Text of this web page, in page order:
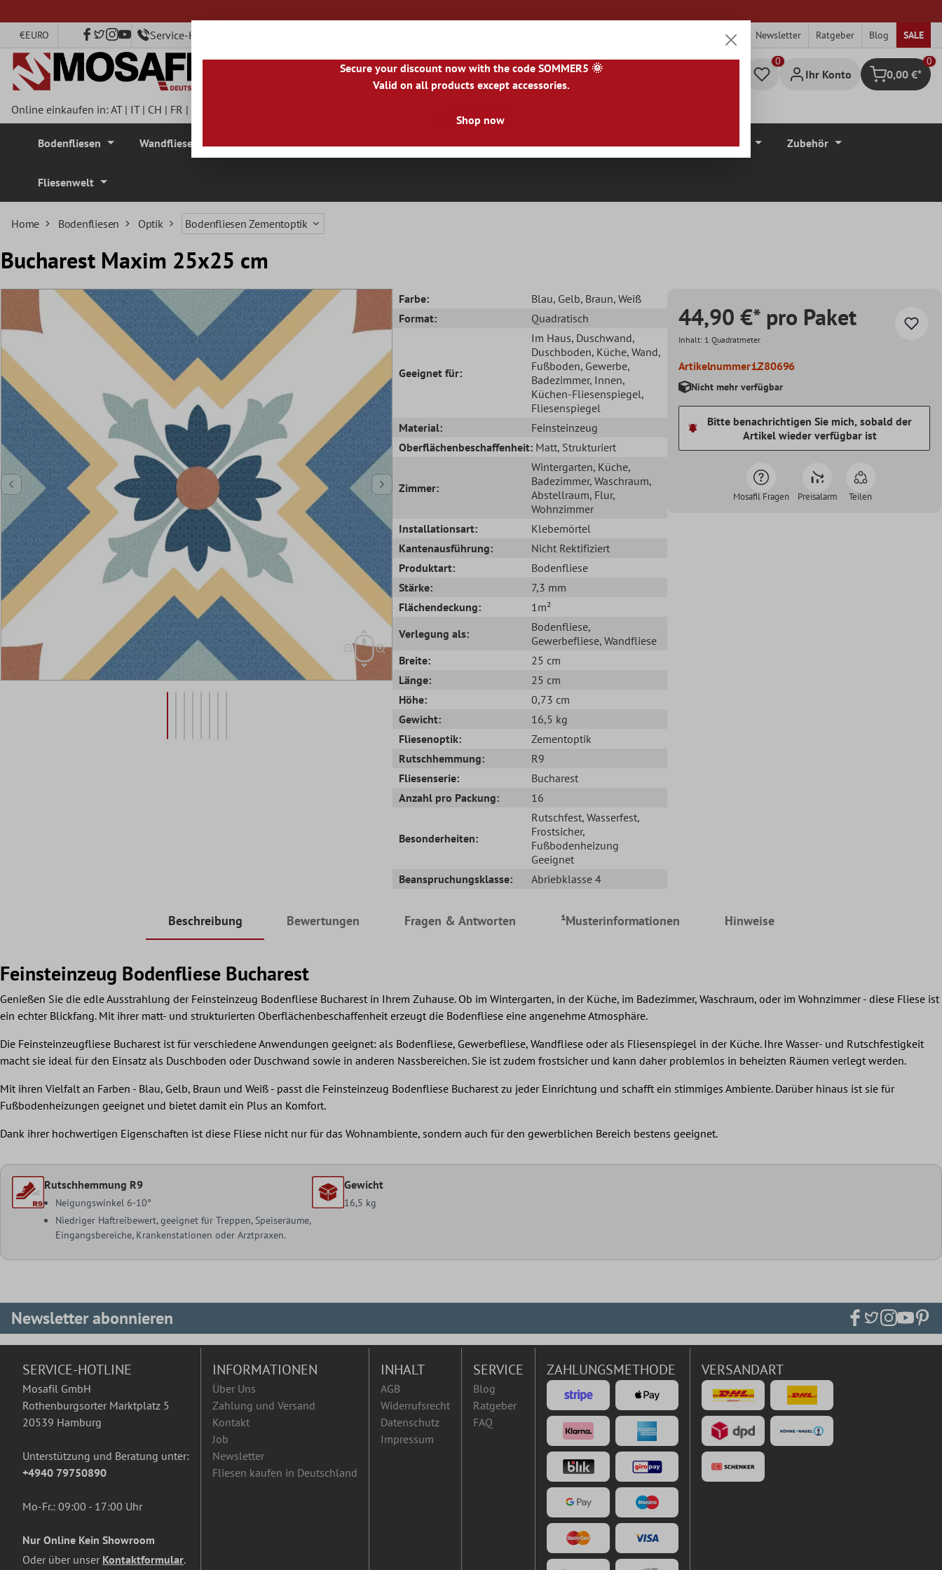
€EURO Service-Hotline +49 40 79750890 Newsletter Ratgeber Blog SALE
Ihr Konto Warenkorb
0
0,00 €*
Online einkaufen in:AT| IT| CH | FR |
Bodenfliesen Wandfliesen Zubehör
Fliesenwelt
Home Bodenfliesen Optik Bodenfliesen Zementoptik
Bucharest Maxim 25x25 cm
Farbe: Blau, Gelb, Braun, Weiß
Format:
Quadratisch
Geeignet für:
Im Haus, Duschwand,
Duschboden, Küche, Wand,
Fußboden, Gewerbe,
Badezimmer, Innen,
Küchen-Fliesenspiegel,
Fliesenspiegel
Material:
Feinsteinzeug
Oberflächenbeschaffenheit: Matt, Strukturiert
Zimmer:
Wintergarten, Küche,
Badezimmer, Waschraum,
Abstellraum, Flur,
Wohnzimmer
Installationsart:
Klebemörtel
Kantenausführung:
Nicht Rektifiziert
Produktart:
Bodenfliese
Stärke:
7,3 mm
Flächendeckung:
1m²
Verlegung als:
Bodenfliese,
Gewerbefliese, Wandfliese
Breite:
25 cm
Länge:
25 cm
Höhe:
0,73 cm
Gewicht:
16,5 kg
Fliesenoptik:
Zementoptik
Rutschhemmung:
R9
Fliesenserie:
Bucharest
Anzahl pro Packung:
16
Besonderheiten:
Rutschfest, Wasserfest,
Frostsicher,
Fußbodenheizung
Geeignet
Beanspruchungsklasse:
Abriebklasse 4
44,90 €* pro Paket
Inhalt: 1 Quadratmeter
Artikelnummer:LZ80696
Nicht mehr verfügbar
Bitte benachrichtigen Sie mich, sobald der
Artikel wieder verfügbar ist
Mosafil Fragen Preisalarm Teilen
Beschreibung Bewertungen Fragen & Antworten ¹Musterinformationen Hinweise
Feinsteinzeug Bodenfliese Bucharest
Genießen Sie die edle Ausstrahlung der Feinsteinzeug Bodenfliese Bucharest in Ihrem Zuhause. Ob im Wintergarten, in der Küche, im Badezimmer, Waschraum, oder im Wohnzimmer - diese Fliese ist
ein echter Blickfang. Mit ihrer matt- und strukturierten Oberflächenbeschaffenheit erzeugt die Bodenfliese eine angenehme Atmosphäre.
Die Feinsteinzeugfliese Bucharest ist für verschiedene Anwendungen geeignet: als Bodenfliese, Gewerbefliese, Wandfliese oder als Fliesenspiegel in der Küche. Ihre Wasser- und Rutschfestigkeit
macht sie ideal für den Einsatz als Duschboden oder Duschwand sowie in anderen Nassbereichen. Sie ist zudem frostsicher und kann daher problemlos in beheizten Räumen verlegt werden.
Mit ihren Vielfalt an Farben - Blau, Gelb, Braun und Weiß - passt die Feinsteinzeug Bodenfliese Bucharest zu jeder Einrichtung und schafft ein stimmiges Ambiente. Darüber hinaus ist sie für
Fußbodenheizungen geeignet und bietet damit ein Plus an Komfort.
Dank ihrer hochwertigen Eigenschaften ist diese Fliese nicht nur für das Wohnambiente, sondern auch für den gewerblichen Bereich bestens geeignet.
Rutschhemmung R9
Neigungswinkel 6-10°
Niedriger Haftreibewert, geeignet für Treppen, Speiseräume,
Eingangsbereiche, Krankenstationen oder Arztpraxen.
Gewicht
16,5 kg
Newsletter abonnieren
SERVICE-HOTLINE
Mosafil GmbH
Rothenburgsorter Marktplatz 5
20539 Hamburg
Unterstützung und Beratung unter:
+4940 79750890
Mo-Fr.: 09:00 - 17:00 Uhr
Nur Online Kein Showroom
Oder über unser Kontaktformular.
INFORMATIONEN
Über Uns
Zahlung und Versand
Kontakt
Job
Newsletter
Fliesen kaufen in Deutschland
INHALT
AGB
Widerrufsrecht
Datenschutz
Impressum
SERVICE
Blog
Ratgeber
FAQ
ZAHLUNGSMETHODE VERSANDART
Secure your discount now with the code SOMMER5 🌞
Valid on all products except accessories.
Shop now